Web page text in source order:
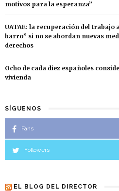
motivos para la esperanza”
UATAE: la recuperación del trabajo
barro” si no se abordan nuevas
derechos
Ocho de cada diez españoles
vivienda
SÍGUENOS
Fans
Followers
EL BLOG DEL DIRECTOR